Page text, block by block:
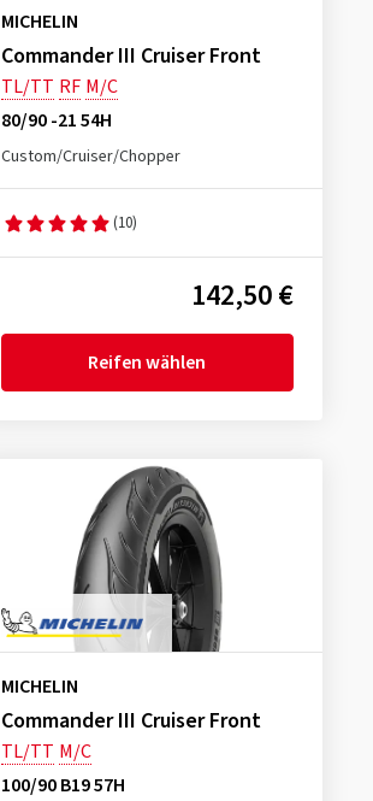
MICHELIN
Commander III Cruiser Front
TL/TT RF M/C
80/90 -21 54H
Custom/Cruiser/Chopper
(10)
142,50 €
Reifen wählen
MICHELIN
Commander III Cruiser Front
TL/TT M/C
100/90 B19 57H